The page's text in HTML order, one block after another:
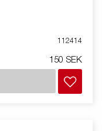
112414
150 SEK